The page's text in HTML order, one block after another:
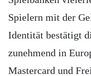
Spielern mit der
Identität bestätigt
zunehmend in
Mastercard und